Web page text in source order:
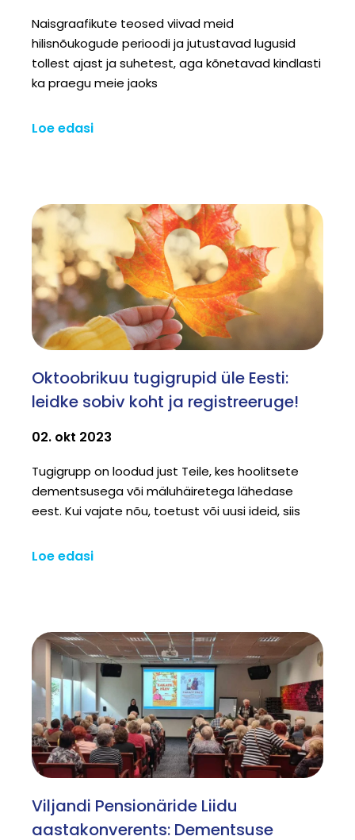
Naisgraafikute teosed viivad meid
hilisnõukogude perioodi ja jutustavad lugusid
tollest ajast ja suhetest, aga kõnetavad kindlasti
ka praegu meie jaoks
Loe edasi
Oktoobrikuu tugigrupid üle Eesti:
leidke sobiv koht ja registreeruge!
02. okt 2023
Tugigrupp on loodud just Teile, kes hoolitsete
dementsusega või mäluhäiretega lähedase
eest. Kui vajate nõu, toetust või uusi ideid, siis
Loe edasi
Viljandi Pensionäride Liidu
aastakonverents: Dementsuse